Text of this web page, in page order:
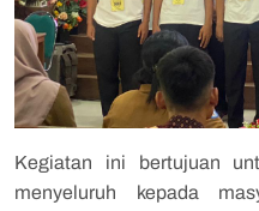
Kegiatan ini bertujuan
menyeluruh kepada